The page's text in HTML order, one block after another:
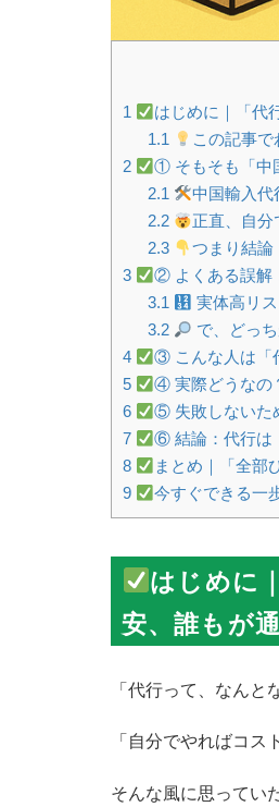
1
はじめに｜「代
1.1
この記事で
2
① そもそも「中
2.1
中国輸入代
2.2
正直、自分
2.3
つまり結論
3
② よくある誤解
3.1
実体高リ
3.2
で、どっ
4
③ こんな人は「
5
④ 実際どうなの
6
⑤ 失敗しないた
7
⑥ 結論：代行は
8
まとめ｜「全部
9
今すぐできる一
はじめに
安、誰もが通
「代行って、なん
「自分でやればコス
そんな風に思ってい